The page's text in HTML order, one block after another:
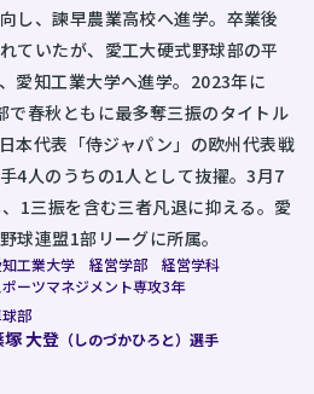
し、諫早農業高校へ進学。卒業後
ていたが、愛工大硬式野球部の平
愛知工業大学へ進学。2023年に
で春秋ともに最多奪三振のタイトル
本代表「侍ジャパン」の欧州代表戦
4人のうちの1人として抜擢。3月7
1三振を含む三者凡退に抑える。愛
球連盟1部リーグに所属。
知工業大学 経営学部 経営学科
ポーツマネジメント専攻3年
部
塚 大登 （しのづかひろと）選手